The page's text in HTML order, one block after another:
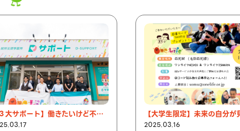
【３大サポート】働きたいけど不安な障がい者の方必見！就労移行支援Dサポートのご紹介
2025.03.16